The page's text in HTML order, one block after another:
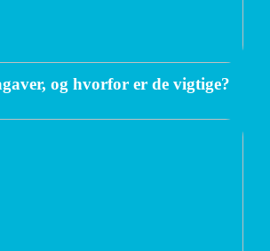
og hvorfor er de vigtige?